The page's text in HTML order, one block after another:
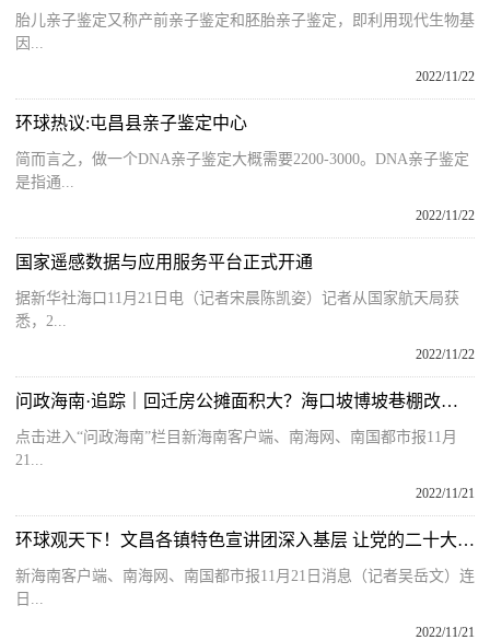
胎儿亲子鉴定又称产前亲子鉴定和胚胎亲子鉴定，即利用现代生物基
因...
2022/11/22
环球热议:屯昌县亲子鉴定中心
简而言之，做一个DNA亲子鉴定大概需要2200-3000。DNA亲子鉴定
是指通...
2022/11/22
国家遥感数据与应用服务平台正式开通
据新华社海口11月21日电（记者宋晨陈凯姿）记者从国家航天局获
悉，2...
2022/11/22
问政海南·追踪｜回迁房公摊面积大？海口坡博坡巷棚改项目再遭业主质疑
点击进入“问政海南”栏目新海南客户端、南海网、南国都市报11月
21...
2022/11/21
环球观天下！文昌各镇特色宣讲团深入基层 让党的二十大精神走进千家万户
新海南客户端、南海网、南国都市报11月21日消息（记者吴岳文）连
日...
2022/11/21